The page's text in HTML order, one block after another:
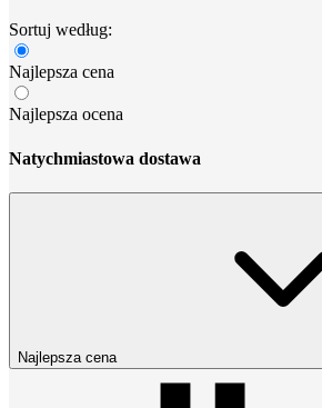
Sortuj według:
Najlepsza cena
Najlepsza ocena
Natychmiastowa dostawa
Najlepsza cena